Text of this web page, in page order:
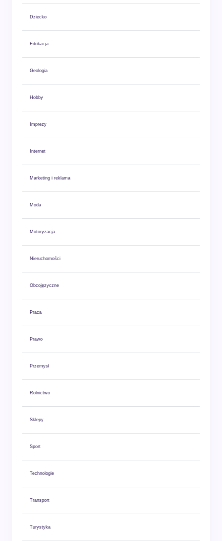
Dziecko
Edukacja
Geologia
Hobby
Imprezy
Internet
Marketing i reklama
Moda
Motoryzacja
Nieruchomości
Obcojęzyczne
Praca
Prawo
Przemysł
Rolnictwo
Sklepy
Sport
Technologie
Transport
Turystyka